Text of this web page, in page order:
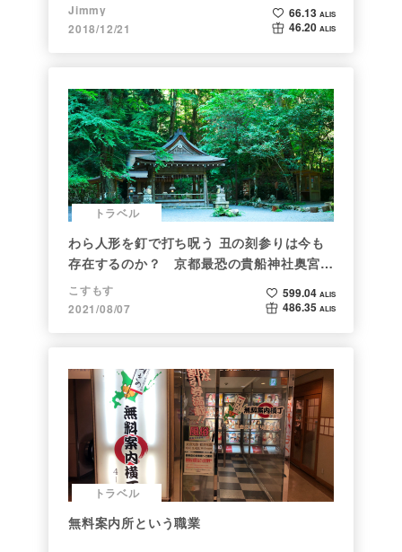
Jimmy
2018/12/21
66.13 ALIS
46.20 ALIS
トラベル
わら人形を釘で打ち呪う 丑の刻参りは今も
存在するのか？ 京都最恐の貴船神社奥宮を
調べた
こすもす
2021/08/07
599.04 ALIS
486.35 ALIS
トラベル
無料案内所という職業